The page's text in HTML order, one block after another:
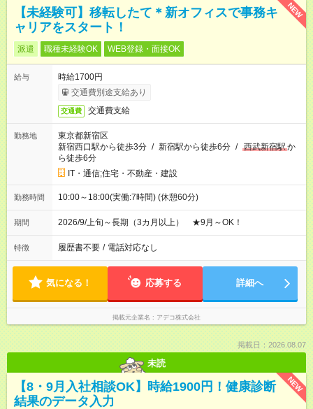
NEW
【未経験可】移転したて＊新オフィスで事務キ
ャリアをスタート！
派遣 職種未経験OK WEB登録・面接OK
給与
時給1700円
交通費別途支給あり
交通費 交通費支給
勤務地
東京都新宿区
新宿西口駅から徒歩3分 / 新宿駅から徒歩6分 / 西武新宿駅か
ら徒歩6分
IT・通信;住宅・不動産・建設
勤務時間 10:00～18:00(実働:7時間) (休憩60分)
期間 2026/9/上旬～長期（3カ月以上） ★9月～OK！
特徴 履歴書不要 / 電話対応なし
気になる！ 応募する 詳細へ
掲載元企業名 アデコ株式会社
掲載日：2026.08.07
未読
NEW
【8・9月入社相談OK】時給1900円！健康診断
結果のデータ入力